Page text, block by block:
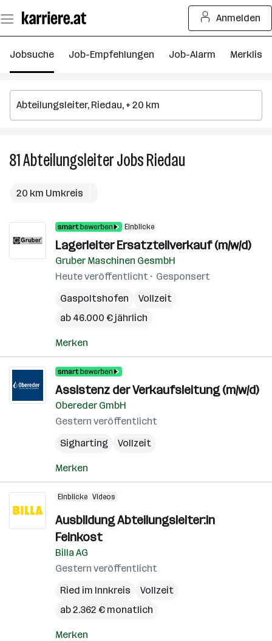
Seiteninhalt
springen
Anmelden
Jobsuche Job-Empfehlungen Job-Alarm Merkliste
81AbteilungsleiterJobsRiedau
20 km Umkreis
Einblicke
Lagerleiter Ersatzteilverkauf (m/w/d)
Gruber Maschinen GesmbH
Heute veröffentlicht
Gesponsert
Gaspoltshofen
Vollzeit
ab 46.000 € jährlich
Merken
Assistenz der Verkaufsleitung (m/w/d)
Obereder GmbH
Gestern veröffentlicht
Sigharting
Vollzeit
Merken
Einblicke Videos
Ausbildung Abteilungsleiter:in
Feinkost
Billa AG
Gestern veröffentlicht
Ried im Innkreis
Vollzeit
ab 2.362 € monatlich
Merken